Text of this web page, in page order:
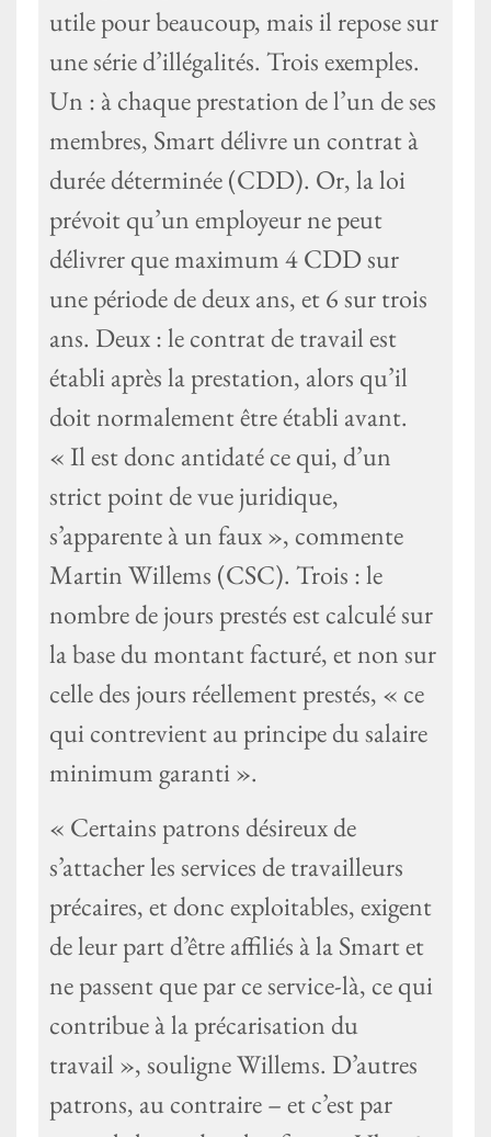
utile pour beaucoup, mais il repose sur
une série d’illégalités. Trois exemples.
Un : à chaque prestation de l’un de ses
membres, Smart délivre un contrat à
durée déterminée (CDD). Or, la loi
prévoit qu’un employeur ne peut
délivrer que maximum 4 CDD sur
une période de deux ans, et 6 sur trois
ans. Deux : le contrat de travail est
établi après la prestation, alors qu’il
doit normalement être établi avant.
« Il est donc antidaté ce qui, d’un
strict point de vue juridique,
s’apparente à un faux », commente
Martin Willems (CSC). Trois : le
nombre de jours prestés est calculé sur
la base du montant facturé, et non sur
celle des jours réellement prestés, « ce
qui contrevient au principe du salaire
minimum garanti ».
« Certains patrons désireux de
s’attacher les services de travailleurs
précaires, et donc exploitables, exigent
de leur part d’être affiliés à la Smart et
ne passent que par ce service-là, ce qui
contribue à la précarisation du
travail », souligne Willems. D’autres
patrons, au contraire – et c’est par